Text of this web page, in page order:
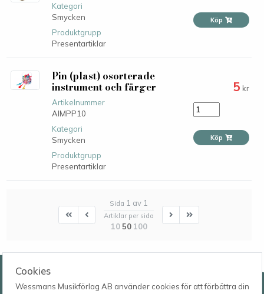
Cookies
Wessmans Musikförlag AB använder cookies för att förbättra din
Kategori
Smycken
Produktgrupp
Presentartiklar
Köp
Pin (plast) osorterade
instrument och färger
Artikelnummer
AIMPP10
Kategori
Smycken
Produktgrupp
Presentartiklar
5 kr
Köp
FirstFirst
Sida 1 av 1
Artiklar per sida
10 50 100
NextLast
Wessmans Musikförlag AB
Leverans- och besöksadress